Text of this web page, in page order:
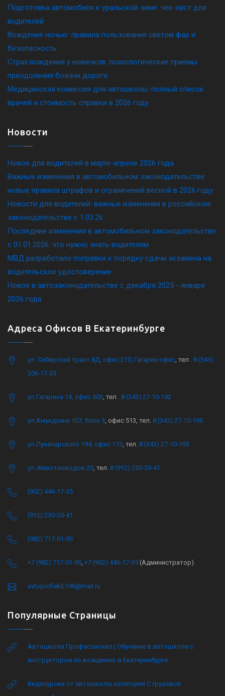
Подготовка автомобиля к уральской зиме: чек-лист для
водителей
Вождение ночью: правила пользования светом фар и
безопасность
Страх вождения у новичков: психологические приемы
преодоления боязни дороги
Медицинская комиссия для автошколы: полный список
врачей и стоимость справки в 2026 году
Новости
Новое для водителей в марте-апреле 2026 года
Важные изменения в автомобильном законодательстве:
новые правила штрафов и ограничений весной в 2026 году
Новости для водителей: важные изменения в российском
законодательстве c 1.03.26
Последние изменения в автомобильном законодательстве
c 01.01.2026: что нужно знать водителям
МВД разработало поправки к порядку сдачи экзамена на
водительское удостоверение
Новое в автозаконодательстве с декабря 2025 - января
2026 года
Адреса Офисов В Екатеринбурге
ул. Сибирский тракт 8Д, офис 210, Гагарин офис , тел . 8 (343)
206-17-35
ул.Гагарина 14, офис 503 , тел . 8 (343) 27-10-192
ул.Амундсена 107, блок 3 , офис 513, тел. 8 (343) 27-10-195
ул.Луначарского 194, офис 113 , тел. 8 (343) 27-10-193
ул.Животноводов 20 , тел. 8 (912) 230-20-41
(902) 446-17-35
(912) 230-20-41
(982) 717-01-95
+7 (982) 717-01-95 +7 (902) 446-17-35 (Администратор)
avtoprofiekb196@mail.ru
Популярные Страницы
Автошкола Профессионал | Обучение в автошколе с
инструктором по вождению в Екатеринбурге
Видеоуроки от автошколы категория C грузовой